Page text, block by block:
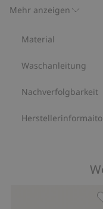
Mehr anzeigen
elastischen
bessere Passform
Bindeband geliefert
Artikelnummer:863258
Material
Waschanleitung
Nachverfolgbarkeit